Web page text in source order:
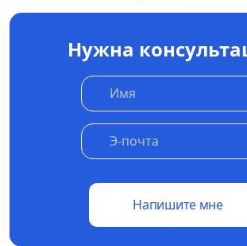
Нужна
Напишите мне